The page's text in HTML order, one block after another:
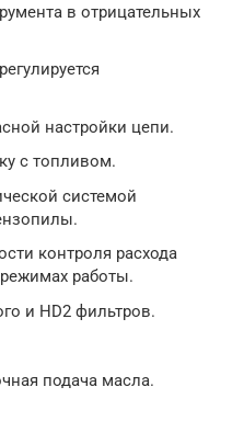
в отрицательных
настройки цепи.
с топливом.
системой
контроля расхода
работы.
и HD2 фильтров.
подача масла.